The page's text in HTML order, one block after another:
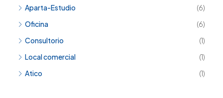
Aparta-Estudio
(6)
Oficina
(6)
Consultorio
(1)
Local comercial
(1)
Atico
(1)